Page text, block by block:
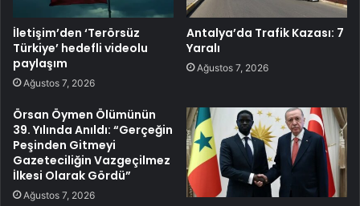
İletişim’den ‘Terörsüz
Türkiye’ hedefli videolu
paylaşım
Ağustos 7, 2026
Antalya’da Trafik Kazası: 7
Yaralı
Ağustos 7, 2026
Örsan Öymen Ölümünün
39. Yılında Anıldı: “Gerçeğin
Peşinden Gitmeyi
Gazeteciliğin Vazgeçilmez
İlkesi Olarak Gördü”
Ağustos 7, 2026